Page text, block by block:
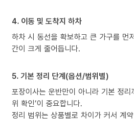
4. 이동 및 도착지 하차
하차 시 동선을 확보하고 큰 가구를 먼
간이 크게 줄어듭니다.
5. 기본 정리 단계(옵션/범위별)
포장이사는 운반만이 아니라 기본 정리
위 확인’이 중요합니다.
정리 범위는 상품별로 차이가 커서 계